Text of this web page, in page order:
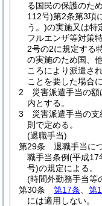
る国民の保護のた
112号)第2条第3項
う。)の実施又は特
フルエンザ等対策
2号の2に規定する
の実施のため国、
ころにより派遣さ
ことを要した場合
2
災害派遣手当の
内とする。
3
災害派遣手当の
則で定める。
(退職手当)
第29条
退職手当に
職手当条例(平成17
号)の規定による。
(時間外勤務手当等
第30条
第17条 第
には適用しない。